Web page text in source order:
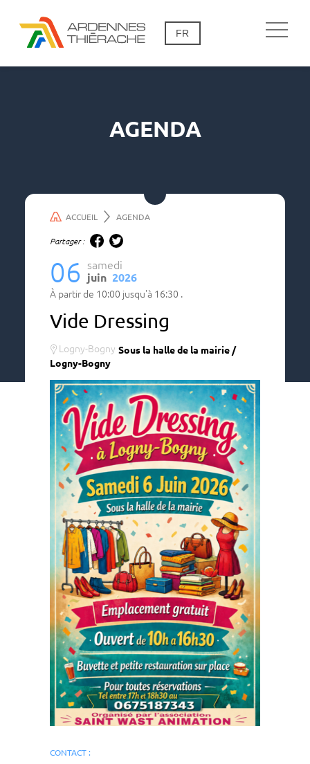
FR
AGENDA
ACCUEIL AGENDA
Partager :
Vide Dressing
Logny-Bogny Sous la halle de la mairie /
Logny-Bogny
samedi
06 juin 2026
à partir de 10:00 jusqu'à 16:30 .
CONTACT :